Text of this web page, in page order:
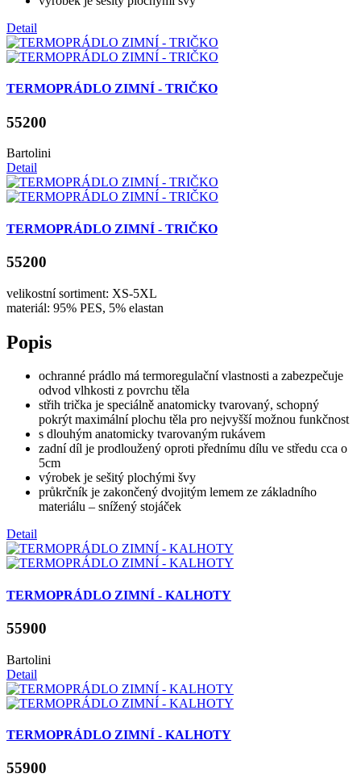
Detail
TERMOPRÁDLO ZIMNÍ - TRIČKO
55200
Bartolini
Detail
TERMOPRÁDLO ZIMNÍ - TRIČKO
55200
velikostní sortiment: XS-5XL
materiál: 95% PES, 5% elastan
Popis
ochranné prádlo má termoregulační vlastnosti a zabezpečuje
odvod vlhkosti z povrchu těla
střih trička je speciálně anatomicky tvarovaný, schopný
pokrýt maximální plochu těla pro nejvyšší možnou funkčnost
s dlouhým anatomicky tvarovaným rukávem
zadní díl je prodloužený oproti přednímu dílu ve středu cca o
5cm
výrobek je sešitý plochými švy
průkrčník je zakončený dvojitým lemem ze základního
materiálu – snížený stojáček
Detail
TERMOPRÁDLO ZIMNÍ - KALHOTY
55900
Bartolini
Detail
TERMOPRÁDLO ZIMNÍ - KALHOTY
55900